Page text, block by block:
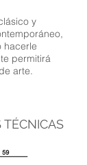
y
hacerle
permitirá
arte.
TÉCNICAS